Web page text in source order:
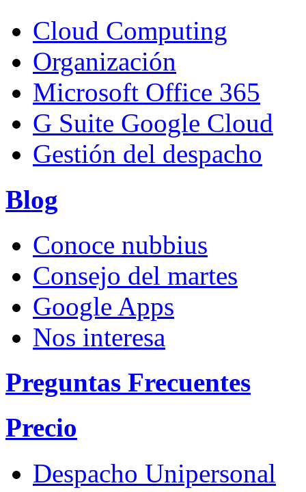
Cloud Computing
Organización
Microsoft Office 365
G Suite Google Cloud
Gestión del despacho
Blog
Conoce nubbius
Consejo del martes
Google Apps
Nos interesa
Preguntas Frecuentes
Precio
Despacho Unipersonal